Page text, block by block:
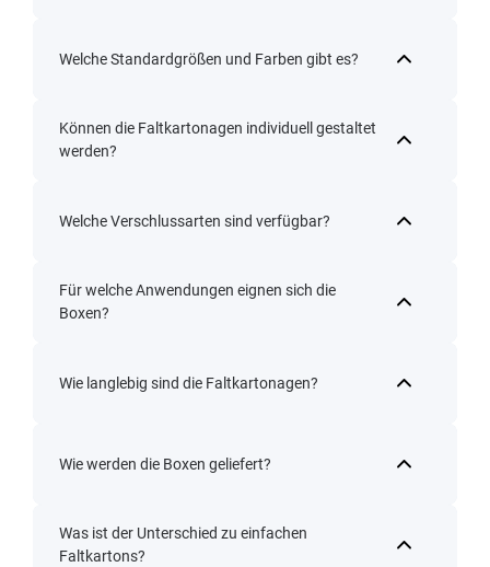
Welche Standardgrößen und Farben gibt es?
Können die Faltkartonagen individuell gestaltet
werden?
Welche Verschlussarten sind verfügbar?
Für welche Anwendungen eignen sich die
Boxen?
Wie langlebig sind die Faltkartonagen?
Wie werden die Boxen geliefert?
Was ist der Unterschied zu einfachen
Faltkartons?